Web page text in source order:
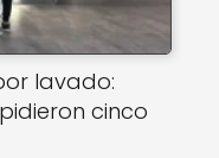
lavado:
cinco